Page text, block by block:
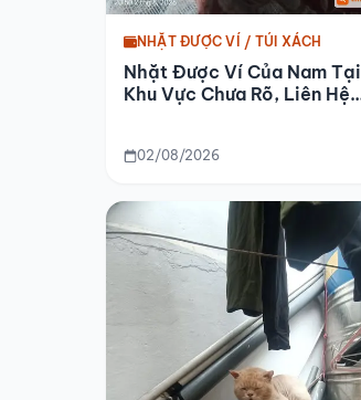
NHẶT ĐƯỢC VÍ / TÚI XÁCH
Nhặt Được Ví Của Nam Tại
Khu Vực Chưa Rõ, Liên Hệ
02/08/2026